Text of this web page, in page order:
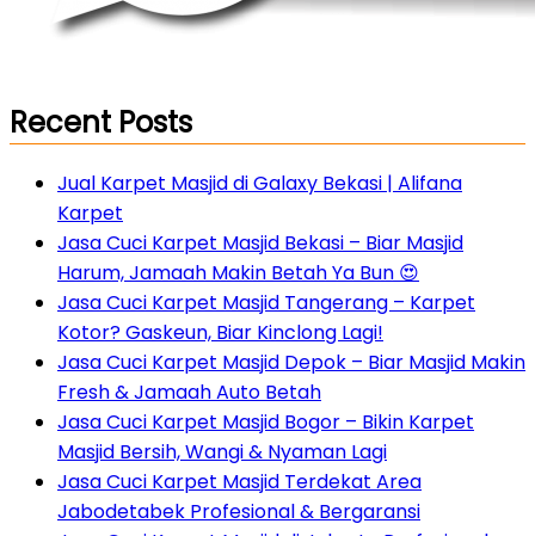
Recent Posts
Jual Karpet Masjid di Galaxy Bekasi | Alifana
Karpet
Jasa Cuci Karpet Masjid Bekasi – Biar Masjid
Harum, Jamaah Makin Betah Ya Bun 😍
Jasa Cuci Karpet Masjid Tangerang – Karpet
Kotor? Gaskeun, Biar Kinclong Lagi!
Jasa Cuci Karpet Masjid Depok – Biar Masjid Makin
Fresh & Jamaah Auto Betah
Jasa Cuci Karpet Masjid Bogor – Bikin Karpet
Masjid Bersih, Wangi & Nyaman Lagi
Jasa Cuci Karpet Masjid Terdekat Area
Jabodetabek Profesional & Bergaransi